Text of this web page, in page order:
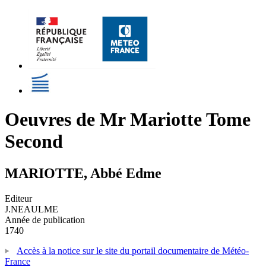
Oeuvres de Mr Mariotte Tome
Second
MARIOTTE, Abbé Edme
Editeur
J.NEAULME
Année de publication
1740
Accès à la notice sur le site du portail documentaire de Météo-
France